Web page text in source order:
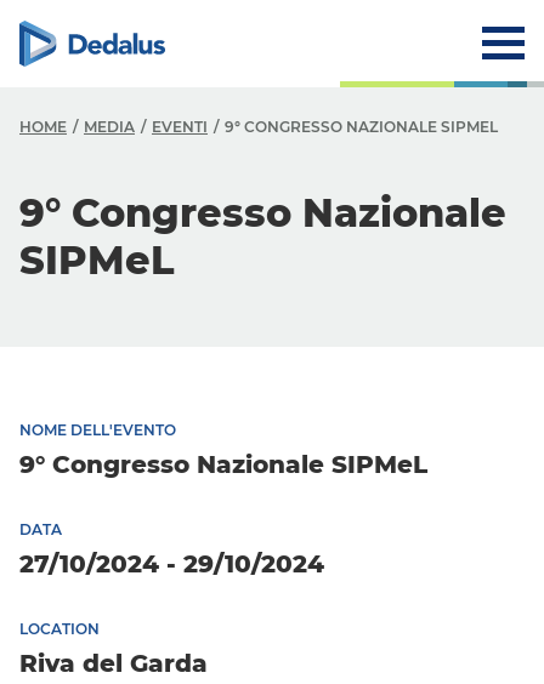
HOME MEDIA EVENTI 9° CONGRESSO NAZIONALE SIPMEL
9° Congresso Nazionale
SIPMeL
NOME DELL'EVENTO
9° Congresso Nazionale SIPMeL
DATA
27/10/2024 - 29/10/2024
LOCATION
Riva del Garda